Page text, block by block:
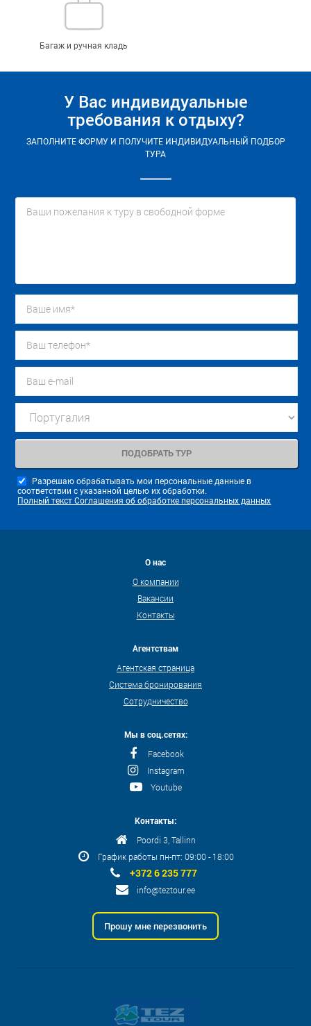
Багаж и ручная кладь
У Вас индивидуальные
требования к отдыху?
ЗАПОЛНИТЕ ФОРМУ И ПОЛУЧИТЕ ИНДИВИДУАЛЬНЫЙ ПОДБОР
ТУРА
Разрешаю обрабатывать мои персональные данные в
соответствии с указанной целью их обработки.
Полный текст Соглашения об обработке персональных данных
О нас
О компании
Вакансии
Контакты
Агентствам
Агентская страница
Система бронирования
Сотрудничество
Мы в соц.сетях:
Facebook
Instagram
Youtube
Контакты:
Poordi 3, Tallinn
График работы пн-пт: 09:00 - 18:00
+372 6 235 777
info@teztour.ee
Прошу мне перезвонить